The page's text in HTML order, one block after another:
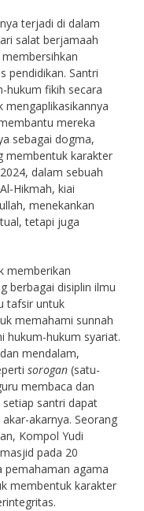
terjadi di dalam
salat berjamaah
pendidikan. Santri
hukum fikih secara
mereka
sebagai dogma,
membentuk karakter
dalam sebuah
Hikmah, kiai
menekankan
tetapi juga
memberikan
berbagai disiplin ilmu
tafsir untuk
memahami sunnah
hukum-hukum syariat.
mendalam,
sorogan (satu-
membaca dan
santri dapat
akarnya. Seorang
Kompol Yudi
pada 20
pemahaman agama
membentuk karakter